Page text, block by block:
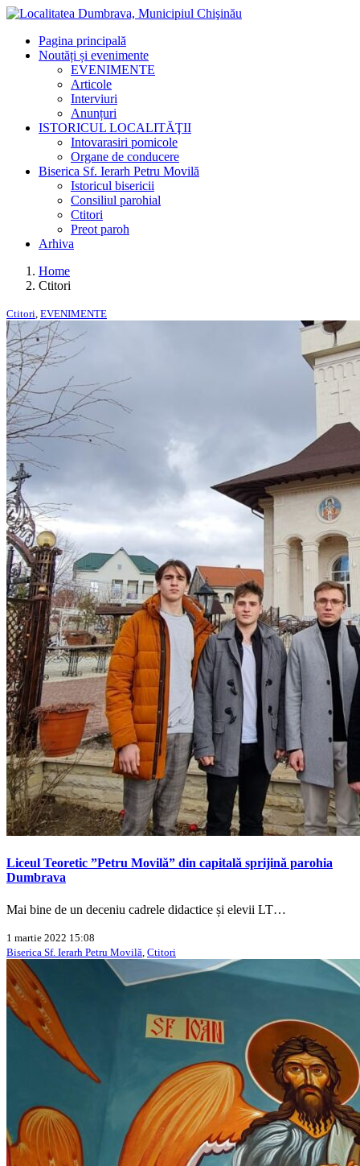
Pagina principală
Noutăți și evenimente
EVENIMENTE
Articole
Interviuri
Anunțuri
ISTORICUL LOCALITĂŢII
Intovarasiri pomicole
Organe de conducere
Biserica Sf. Ierarh Petru Movilă
Istoricul bisericii
Consiliul parohial
Ctitori
Preot paroh
Arhiva
Home
Ctitori
Ctitori, EVENIMENTE
Liceul Teoretic ”Petru Movilă” din capitală sprijină parohia
Dumbrava
Mai bine de un deceniu cadrele didactice și elevii LT…
1 martie 2022 15:08
Biserica Sf. Ierarh Petru Movilă Ctitori